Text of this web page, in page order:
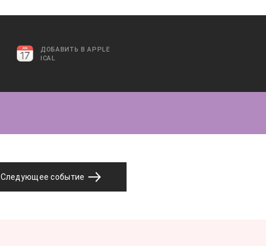
ДОБАВИТЬ В APPLE
ICAL
Следующее событие